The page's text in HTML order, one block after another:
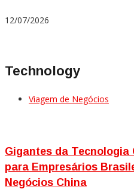
12/07/2026
Technology
Viagem de Negócios
Gigantes da Tecnologia
para Empresários
Negócios China